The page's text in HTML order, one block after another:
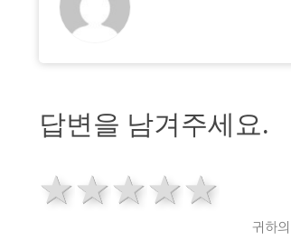
답변을 남겨주세요.
4 stars
3 stars
2 stars
1 star
귀하